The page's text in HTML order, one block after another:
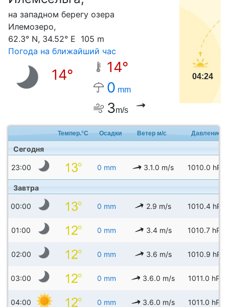
на западном берегу озера
Илемозеро,
62.3° N, 34.52° E 105 m
Погода на ближайший час
14°
14°
0 mm
3m/s
04:24
Темпер.°C Осадки Ветер м/с Давление
Сегодня
23:00 0 mm 3.1.0 m/s 1010.0 hPa
Завтра
00:00 0 mm 2.9 m/s 1010.4 hPa
01:00 0 mm 3.4 m/s 1010.7 hPa
02:00 0 mm 3.6 m/s 1010.9 hPa
03:00 0 mm 3.6.0 m/s 1011.0 hPa
04:00 0 mm 3.6.0 m/s 1011.0 hPa